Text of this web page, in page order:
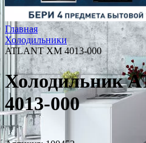
Главная
Холодильники
ATLANT ХМ 4013-000
Холодильник
4013-000